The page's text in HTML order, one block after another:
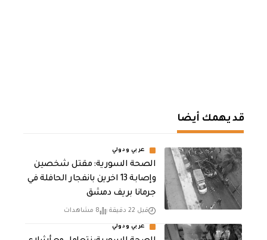
قد يهمك أيضا
عربي ودولي
الصحة السورية: مقتل شخصين
وإصابة 13 اخرين بانفجار الحافلة في
جرمانا بريف دمشق
قبل 22 دقيقة 8 مشاهدات
عربي ودولي